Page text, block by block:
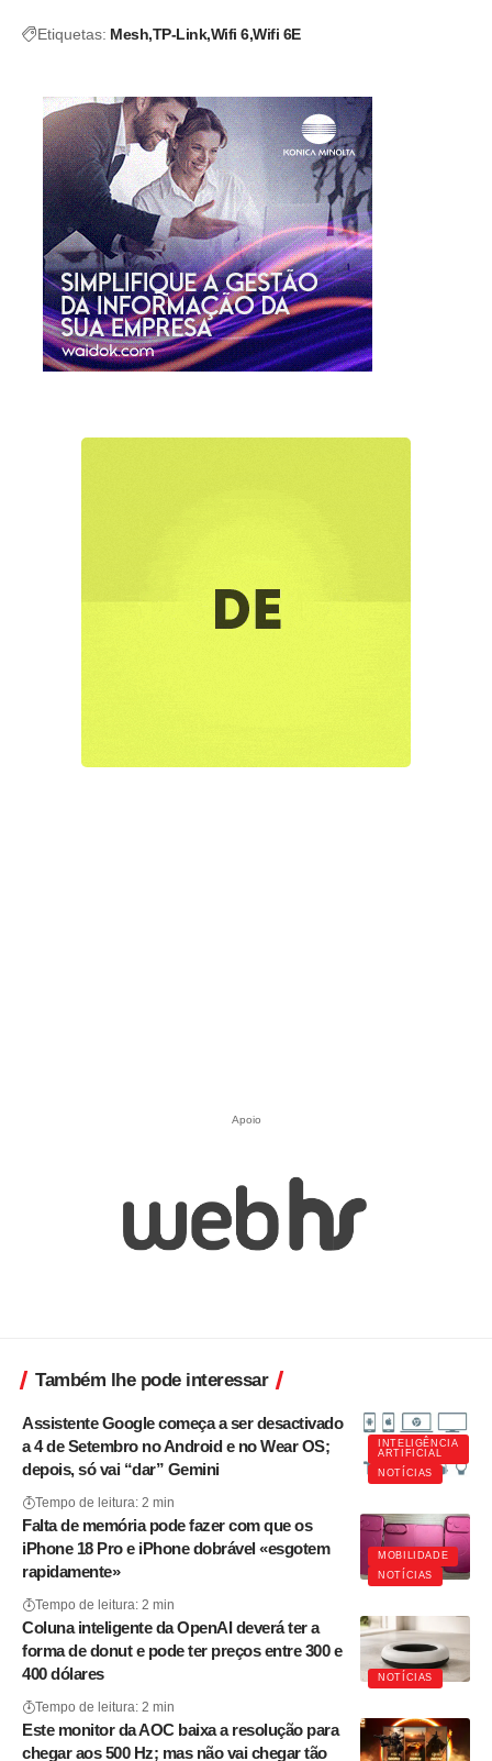
Etiquetas: Mesh TP-Link Wifi 6 Wifi 6E
Apoio
Também lhe pode interessar
INTELIGÊNCIA
ARTIFICIAL
NOTÍCIAS
Assistente Google começa a ser desactivado
a 4 de Setembro no Android e no Wear OS;
depois, só vai “dar” Gemini
Tempo de leitura: 2 min
MOBILIDADE
NOTÍCIAS
Falta de memória pode fazer com que os
iPhone 18 Pro e iPhone dobrável «esgotem
rapidamente»
Tempo de leitura: 2 min
NOTÍCIAS
Coluna inteligente da OpenAI deverá ter a
forma de donut e pode ter preços entre 300 e
400 dólares
Tempo de leitura: 2 min
Este monitor da AOC baixa a resolução para
chegar aos 500 Hz; mas não vai chegar tão